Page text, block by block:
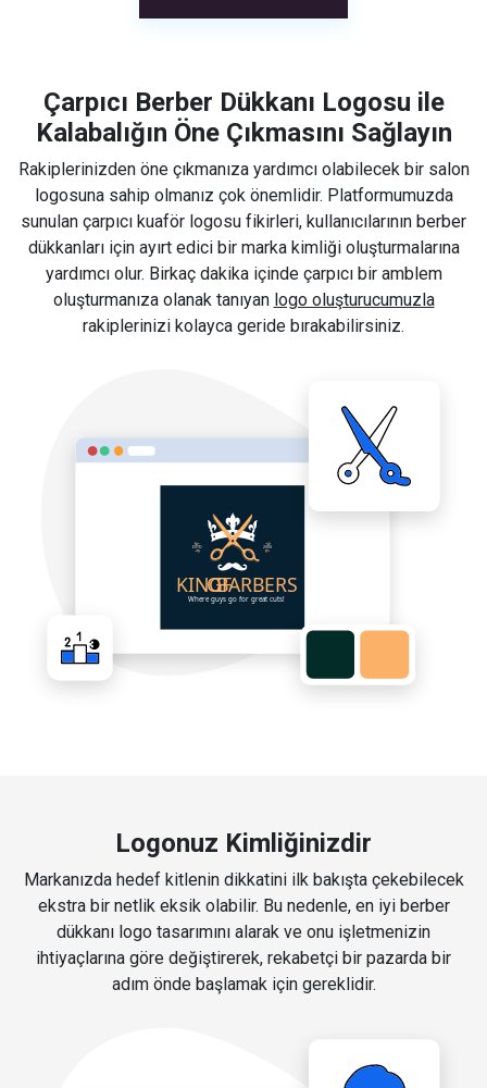
Çarpıcı Berber Dükkanı Logosu ile
Kalabalığın Öne Çıkmasını Sağlayın
Rakiplerinizden öne çıkmanıza yardımcı olabilecek bir salon
logosuna sahip olmanız çok önemlidir. Platformumuzda
sunulan çarpıcı kuaför logosu fikirleri, kullanıcılarının berber
dükkanları için ayırt edici bir marka kimliği oluşturmalarına
yardımcı olur. Birkaç dakika içinde çarpıcı bir amblem
oluşturmanıza olanak tanıyan logo oluşturucumuzla
rakiplerinizi kolayca geride bırakabilirsiniz.
Logonuz Kimliğinizdir
Markanızda hedef kitlenin dikkatini ilk bakışta çekebilecek
ekstra bir netlik eksik olabilir. Bu nedenle, en iyi berber
dükkanı logo tasarımını alarak ve onu işletmenizin
ihtiyaçlarına göre değiştirerek, rekabetçi bir pazarda bir
adım önde başlamak için gereklidir.